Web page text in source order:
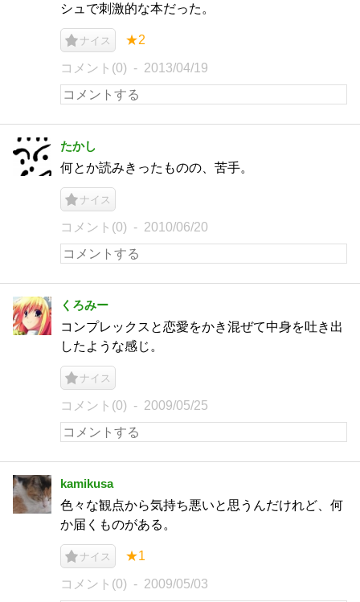
シュで刺激的な本だった。
ナイス ★2
コメント(0) 2013/04/19
たかし
何とか読みきったものの、苦手。
ナイス
コメント(0) 2010/06/20
くろみー
コンプレックスと恋愛をかき混ぜて中身を吐き出
したような感じ。
ナイス
コメント(0) 2009/05/25
kamikusa
色々な観点から気持ち悪いと思うんだけれど、何
か届くものがある。
ナイス ★1
コメント(0) 2009/05/03